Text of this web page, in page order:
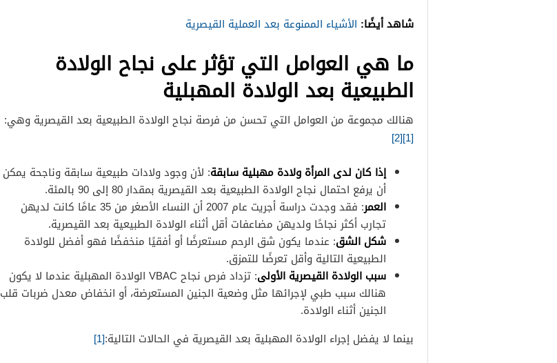
شاهد أيضًا: الأشياء الممنوعة بعد العملية القيصرية
ما هي العوامل التي تؤثر على نجاح الولادة
الطبيعية بعد الولادة المهبلية
هنالك مجموعة من العوامل التي تحسن من فرصة نجاح الولادة الطبيعية بعد القيصرية وهي:
[1]
[2]
إذا كان لدى المرأة ولادة مهبلية سابقة: لأن وجود ولادات طبيعية سابقة وناجحة يمكن
أن يرفع احتمال نجاح الولادة الطبيعية بعد القيصرية بمقدار 80 إلى 90 بالمئة.
العمر
: فقد وجدت دراسة أجريت عام 2007 أن النساء الأصغر من 35 عامًا كانت لديهن
تجارب أكثر نجاحًا ولديهن مضاعفات أقل أثناء الولادة الطبيعية بعد القيصرية.
شكل الشق: عندما يكون شق الرحم مستعرضًا أو أفقيًا منخفضًا فهو أفضل للولادة
الطبيعية التالية وأقل تعرضًا للتمزق.
سبب الولادة القيصرية الأولى
: تزداد فرص نجاح VBAC الولادة المهبلية عندما لا يكون
هنالك سبب طبي لإجرائها مثل وضعية الجنين المستعرضة، أو انخفاض معدل ضربات قلب
الجنين أثناء الولادة.
بينما لا يفضل إجراء الولادة المهبلية بعد القيصرية في الحالات التالية:[1]